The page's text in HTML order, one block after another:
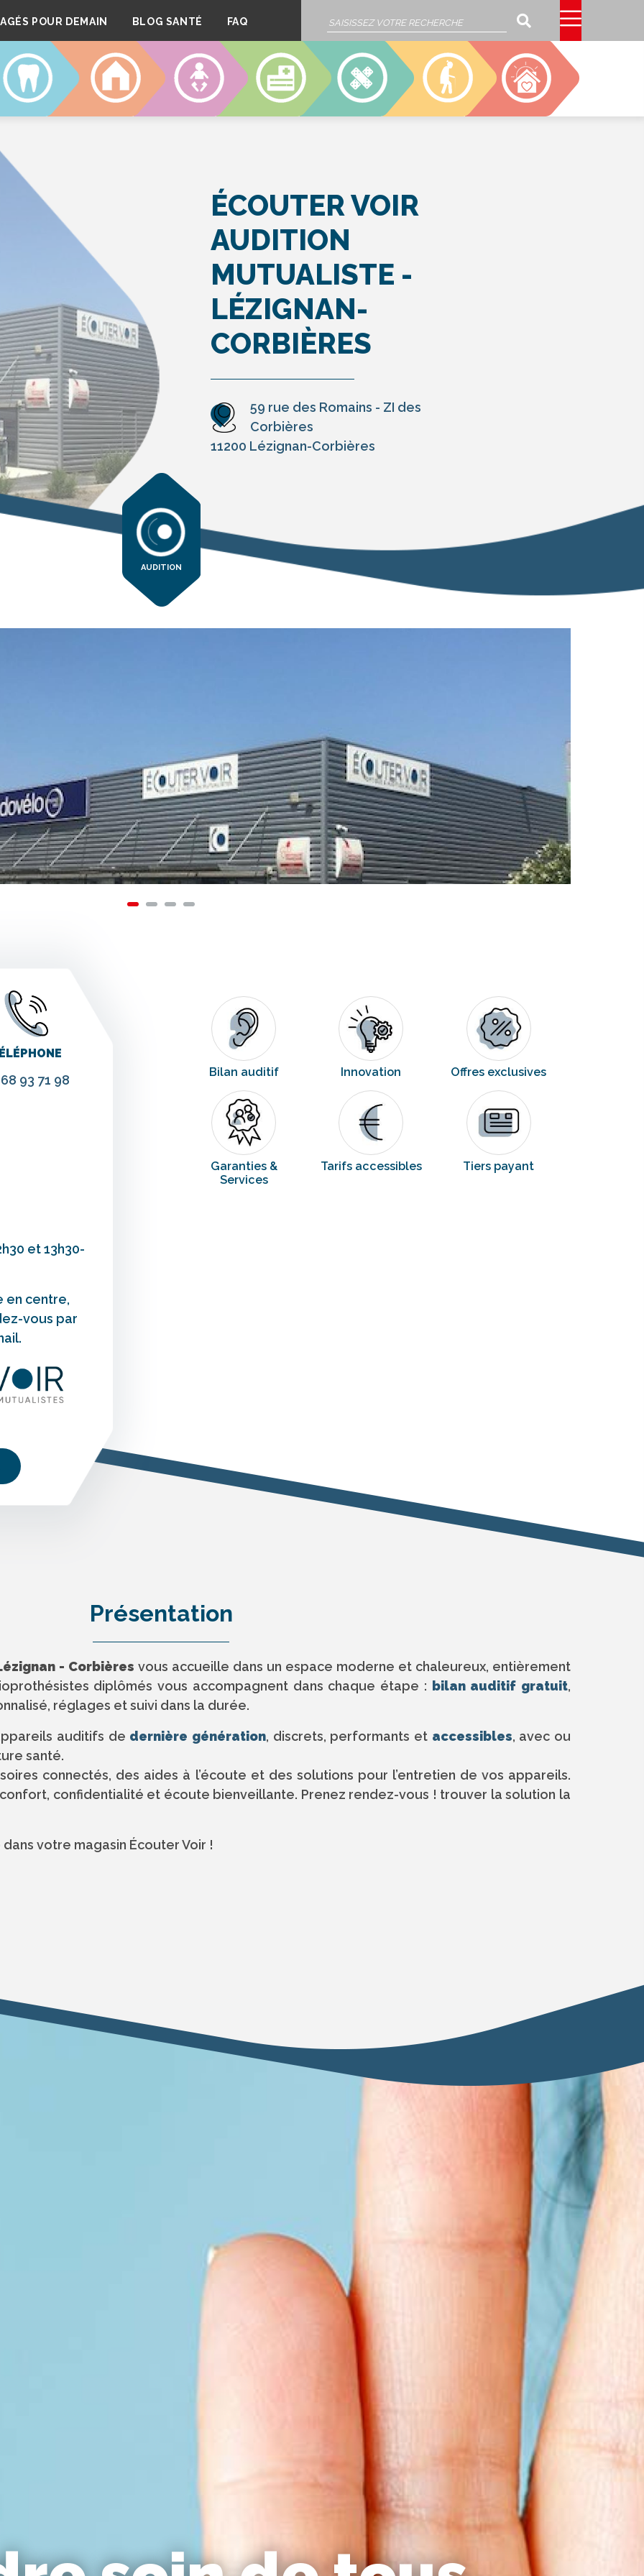
POUR DEMAIN BLOG SANTÉ FAQ Rechercher
DENTAIRE LOGEMENT CRÈCHES CLINIQUE SSIAD EHPAD CAJOU
ÉCOUTER VOIR
AUDITION
MUTUALISTE -
LÉZIGNAN-
CORBIÈRES
59 rue des Romains - ZI des
Corbières
11200 Lézignan-Corbières
AUDITION
93 71 98
et 13h30-
en centre,
vous par
Bilan auditif Innovation Offres exclusives
Garanties &
Services
Tarifs accessibles Tiers payant
Présentation
- Corbières vous accueille dans un espace moderne et chaleureux, entièrement
diplômés vous accompagnent dans chaque étape : bilan auditif gratuit,
réglages et suivi dans la durée.
auditifs de dernière génération, discrets, performants et accessibles, avec ou
santé.
connectés, des aides à l’écoute et des solutions pour l’entretien de vos appareils.
confidentialité et écoute bienveillante. Prenez rendez-vous ! trouver la solution la
dans votre magasin Écouter Voir !